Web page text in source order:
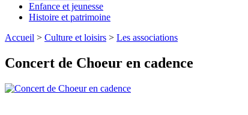
Enfance et jeunesse
Histoire et patrimoine
Accueil > Culture et loisirs > Les associations
Concert de Choeur en cadence